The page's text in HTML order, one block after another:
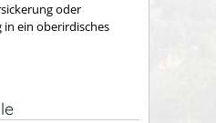
oder
ein oberirdisches